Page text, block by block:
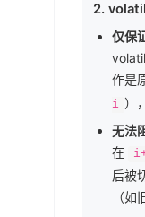
2.
仅保
作是
i ）
无法
在
后被
（如